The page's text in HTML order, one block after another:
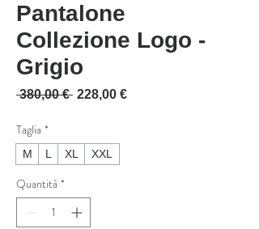
Pantalone
Collezione Logo -
Grigio
380,00 € Prezzo regolare
228,00 €Prezzo scontato
Taglia *
M L XL XXL
Quantità *